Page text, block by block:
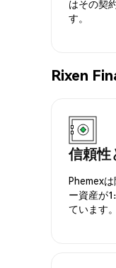
はその契
す。
Rixen
信頼性
Phemex
ー資産が
ています。